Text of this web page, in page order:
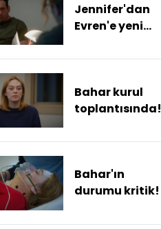
Jennifer'dan
Evren'e yeni
Bahar kurul
toplantısında!
Bahar'ın
durumu kritik!